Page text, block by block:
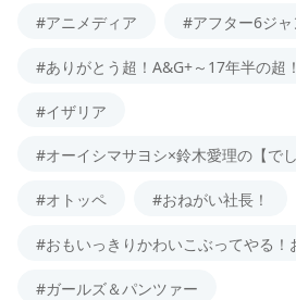
#アニメディア #アフター6ジ
#ありがとう超！A&G+～17年半の超
#イザリア
#オーイシマサヨシ×鈴木愛理の【で
#オトッペ #おねがい社長！
#おもいっきりかわいこぶってやる！
#ガールズ＆パンツァー